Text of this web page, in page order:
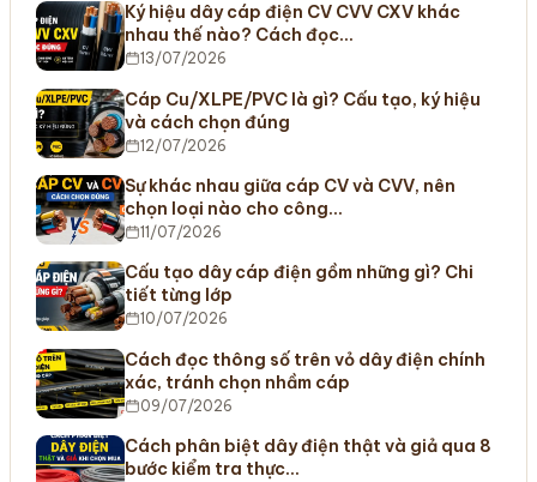
Ký hiệu dây cáp điện CV CVV CXV khác
nhau thế nào? Cách đọc…
13/07/2026
Cáp Cu/XLPE/PVC là gì? Cấu tạo, ký hiệu
và cách chọn đúng
12/07/2026
Sự khác nhau giữa cáp CV và CVV, nên
chọn loại nào cho công…
11/07/2026
Cấu tạo dây cáp điện gồm những gì? Chi
tiết từng lớp
10/07/2026
Cách đọc thông số trên vỏ dây điện chính
xác, tránh chọn nhầm cáp
09/07/2026
Cách phân biệt dây điện thật và giả qua 8
bước kiểm tra thực…